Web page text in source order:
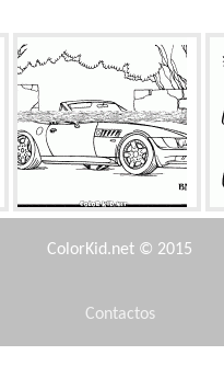
BMW Cabrio
ColorKid.net © 2015
Contactos